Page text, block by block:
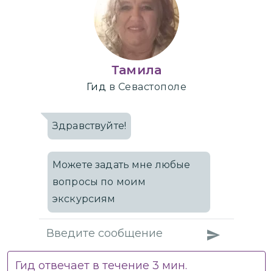
Тамила
Гид в Севастополе
Здравствуйте!
Можете задать мне любые
вопросы по моим
экскурсиям
Гид отвечает в течение 3 мин.